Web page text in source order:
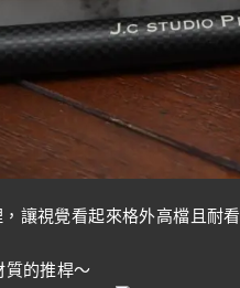
讓視覺看起來格外高檔且耐看
質的推桿～